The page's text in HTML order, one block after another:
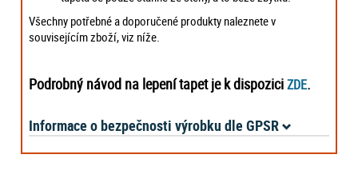
Všechny potřebné a doporučené produkty naleznete v
souvisejícím zboží, viz níže.
Podrobný návod na lepení tapet je k dispoziciZDE.
Informace o bezpečnosti výrobku dle GPSR